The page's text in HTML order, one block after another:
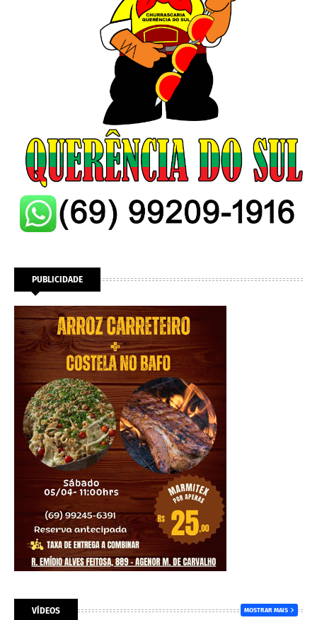
PUBLICIDADE
VÍDEOS MOSTRAR MAIS